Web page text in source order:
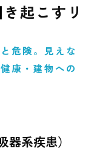
起こすリ
危険。見えな
康・建物への
系疾患）